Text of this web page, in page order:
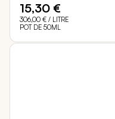
15,30 €
306,00 € / LITRE
POT DE 50ML